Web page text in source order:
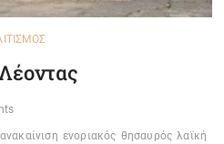
ανακαίνιση ενοριακός θησαυρός λαϊκή